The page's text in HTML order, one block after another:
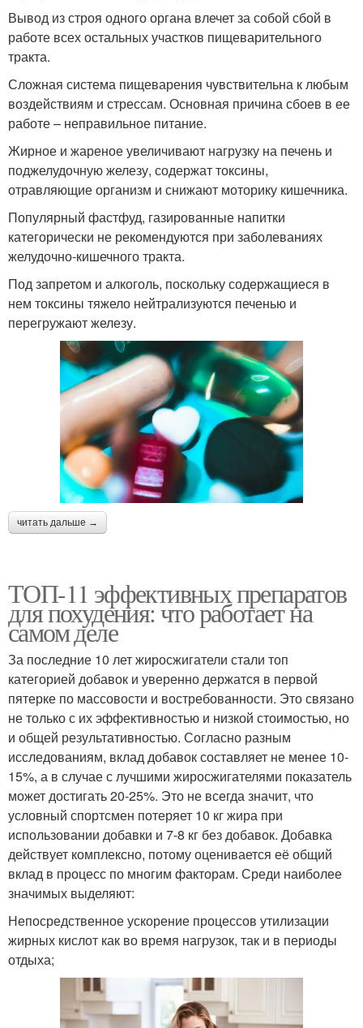
Вывод из строя одного органа влечет за собой сбой в
работе всех остальных участков пищеварительного
тракта.
Сложная система пищеварения чувствительна к любым
воздействиям и стрессам. Основная причина сбоев в ее
работе – неправильное питание.
Жирное и жареное увеличивают нагрузку на печень и
поджелудочную железу, содержат токсины,
отравляющие организм и снижают моторику кишечника.
Популярный фастфуд, газированные напитки
категорически не рекомендуются при заболеваниях
желудочно-кишечного тракта.
Под запретом и алкоголь, поскольку содержащиеся в
нем токсины тяжело нейтрализуются печенью и
перегружают железу.
читать дальше →
ТОП-11 эффективных препаратов
для похудения: что работает на
самом деле
За последние 10 лет жиросжигатели стали топ
категорией добавок и уверенно держатся в первой
пятерке по массовости и востребованности. Это связано
не только с их эффективностью и низкой стоимостью, но
и общей результативностью. Согласно разным
исследованиям, вклад добавок составляет не менее 10-
15%, а в случае с лучшими жиросжигателями показатель
может достигать 20-25%. Это не всегда значит, что
условный спортсмен потеряет 10 кг жира при
использовании добавки и 7-8 кг без добавок. Добавка
действует комплексно, потому оценивается её общий
вклад в процесс по многим факторам. Среди наиболее
значимых выделяют:
Непосредственное ускорение процессов утилизации
жирных кислот как во время нагрузок, так и в периоды
отдыха;